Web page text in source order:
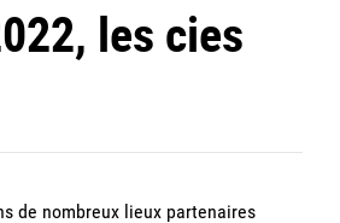
les cies
de nombreux lieux partenaires